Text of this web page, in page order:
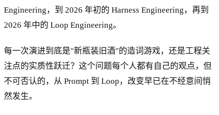
Engineering，到 2026 年初的 Harness Engineering，再到
2026 年中的 Loop Engineering。
每一次演进到底是"新瓶装旧酒"的造词游戏，还是工程关
注点的实质性跃迁？这个问题每个人都有自己的观点，但
不可否认的，从 Prompt 到 Loop，改变早已在不经意间悄
然发生。